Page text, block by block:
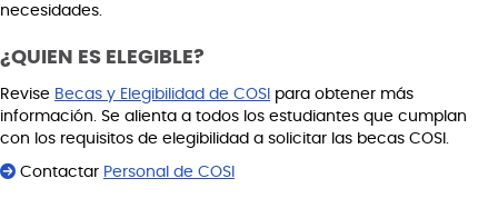
necesidades.
¿QUIEN ES ELEGIBLE?
Revise Becas y Elegibilidad de COSI para obtener más
información. Se alienta a todos los estudiantes que cumplan
con los requisitos de elegibilidad a solicitar las becas COSI.
Contactar Personal de COSI